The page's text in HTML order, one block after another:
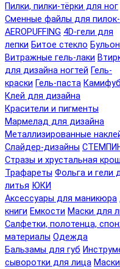
Пилки, пилки-тёрки для ног
Сменные файлы для
AEROPUFFING 4D-гели для
лепки Битое стекло
Витражные гель-лаки
для дизайна ногтей Гель-
краски Гель-паста
Клей для дизайна
Красители и пигменты
Мармелад для дизайна
Металлизированные
Слайдер-дизайны
Стразы и хрустальная
Трафареты Фольга и гели
литья ЮКИ
Аксессуары для маникюра
книги Емкости Маски для
Салфетки, полотенца,
материалы Одежда
Бальзамы для губ
сыворотки для лица